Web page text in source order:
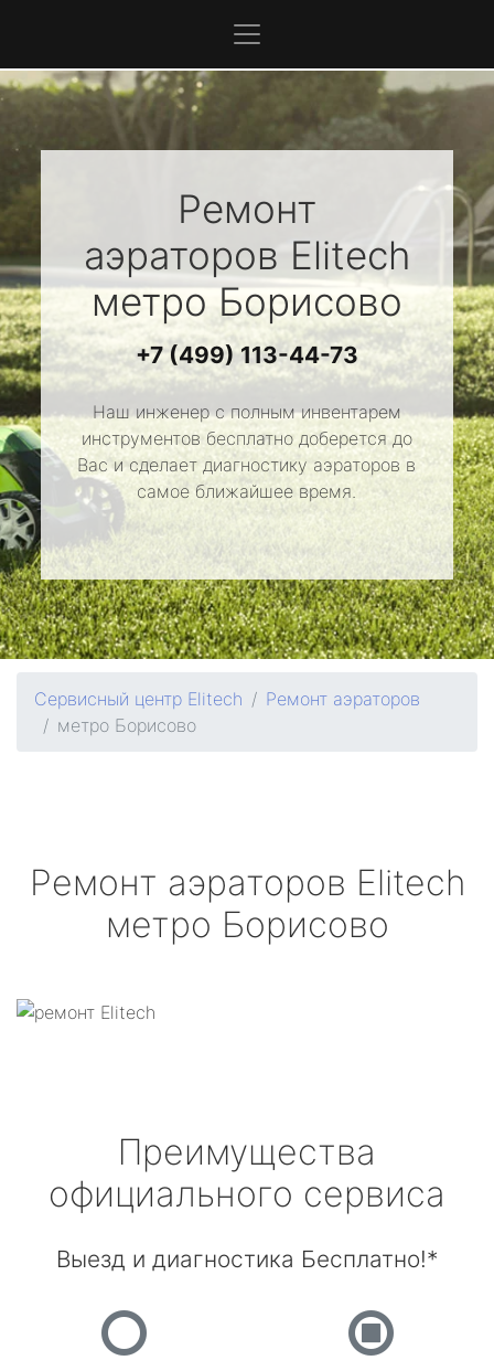
Ремонт
аэраторов Elitech
метро Борисово
+7 (499) 113-44-73
Наш инженер с полным инвентарем
инструментов бесплатно доберется до
Вас и сделает диагностику аэраторов в
самое ближайшее время.
Сервисный центр Elitech
Ремонт аэраторов
метро Борисово
Ремонт аэраторов Elitech
метро Борисово
Преимущества
официального сервиса
Выезд и диагностика Бесплатно!*